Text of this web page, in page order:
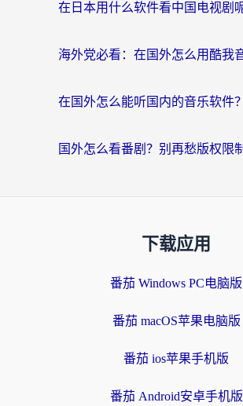
下载应用
番茄 Windows PC电脑版
番茄 macOS苹果电脑版
番茄 ios苹果手机版
番茄 Android安卓手机版